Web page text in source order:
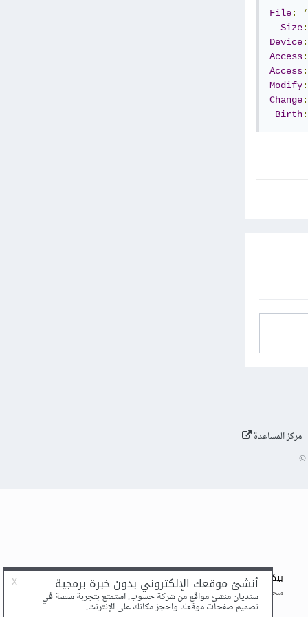
File:
Size:
Device:
Access:
Access:
Modify:
Change:
Birth:
مركز المساعدة
©